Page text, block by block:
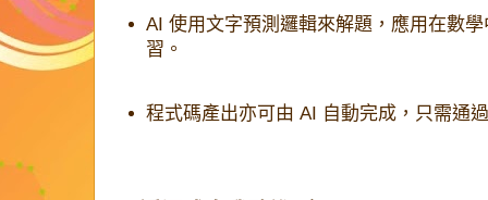
AI 使用文字預測邏輯來解題，應用在數
習。
程式碼產出亦可由 AI 自動完成，只需通